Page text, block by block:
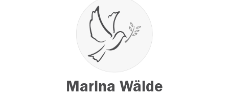
Marina Wälde